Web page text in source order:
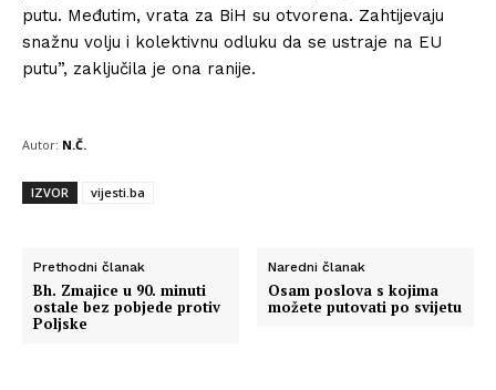
putu. Međutim, vrata za BiH su otvorena. Zahtijevaju
snažnu volju i kolektivnu odluku da se ustraje na EU
putu”, zaključila je ona ranije.
Autor: N.Č.
IZVOR vijesti.ba
Prethodni članak
Bh. Zmajice u 90. minuti
ostale bez pobjede protiv
Poljske
Naredni članak
Osam poslova s kojima
možete putovati po svijetu